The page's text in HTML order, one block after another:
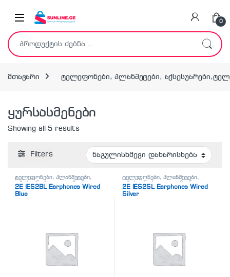
0
ძებნა:
მთავარი ტელეფონები, პლანშეტები,
ყურსასმენები
Showing all 5 results
Filters
ტელეფონები, პლანშეტები,
აქსესუარები,ტელევიზორი,
ყურსასმენები
2E IES2BL Earphones Wired
Blue
ტელეფონები, პლანშეტები,
აქსესუარები,ტელევიზორი,
ყურსასმენები
2E IES2SL Earphones Wired
Silver